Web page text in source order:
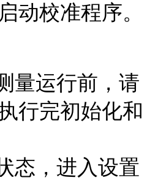
动校准程序。
量运行前，请
行完初始化和
态，进入设置